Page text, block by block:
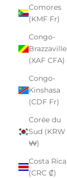
Comores
(KMF Fr)
Congo-
Brazzaville
(XAF CFA)
Congo-
Kinshasa
(CDF Fr)
Corée du
Sud (KRW
₩)
Costa Rica
(CRC ₡)